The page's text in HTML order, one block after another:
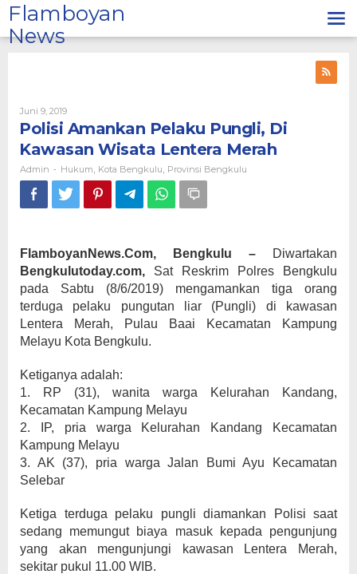
Lewati
ke
konten
Flamboyan
News
Juni 9, 2019Oleh
Admin
Polisi Amankan Pelaku Pungli, Di
Kawasan Wisata Lentera Merah
Admin - Hukum Kota Bengkulu Provinsi Bengkulu
FlamboyanNews.Com, Bengkulu – Diwartakan
Bengkulutoday.com, Sat Reskrim Polres Bengkulu
pada Sabtu (8/6/2019) mengamankan tiga orang
terduga pelaku pungutan liar (Pungli) di kawasan
Lentera Merah, Pulau Baai Kecamatan Kampung
Melayu Kota Bengkulu.
Ketiganya adalah:
1. RP (31), wanita warga Kelurahan Kandang,
Kecamatan Kampung Melayu
2. IP, pria warga Kelurahan Kandang Kecamatan
Kampung Melayu
3. AK (37), pria warga Jalan Bumi Ayu Kecamatan
Selebar
Ketiga terduga pelaku pungli diamankan Polisi saat
sedang memungut biaya masuk kepada pengunjung
yang akan mengunjungi kawasan Lentera Merah,
sekitar pukul 11.00 WIB.